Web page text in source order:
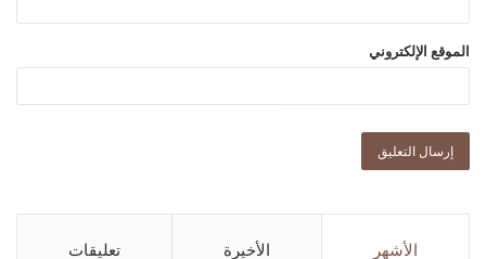
الموقع الإلكتروني
الأشهر الأخيرة تعليقات